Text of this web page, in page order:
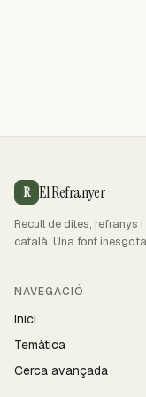
R El Refranyer
Recull de dites, refranys
català. Una font
NAVEGACIÓ
Inici
Temàtica
Cerca avançada